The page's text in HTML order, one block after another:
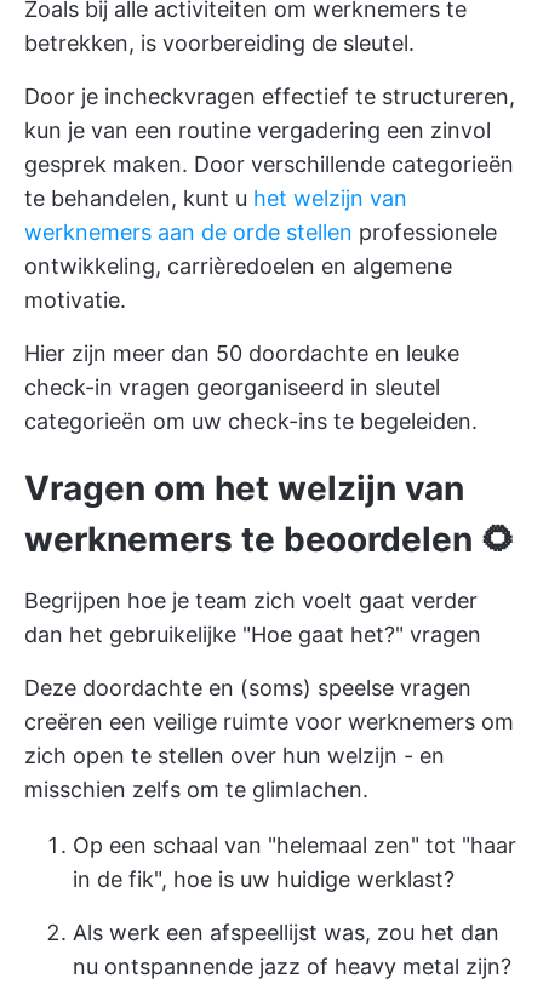
Zoals bij alle activiteiten om werknemers te
betrekken, is voorbereiding de sleutel.
Door je incheckvragen effectief te structureren,
kun je van een routine vergadering een zinvol
gesprek maken. Door verschillende categorieën
te behandelen, kunt u het welzijn van
werknemers aan de orde stellen professionele
ontwikkeling, carrièredoelen en algemene
motivatie.
Hier zijn meer dan 50 doordachte en leuke
check-in vragen georganiseerd in sleutel
categorieën om uw check-ins te begeleiden.
Vragen om het welzijn van
werknemers te beoordelen 🌻
Begrijpen hoe je team zich voelt gaat verder
dan het gebruikelijke "Hoe gaat het?" vragen
Deze doordachte en (soms) speelse vragen
creëren een veilige ruimte voor werknemers om
zich open te stellen over hun welzijn - en
misschien zelfs om te glimlachen.
Op een schaal van "helemaal zen" tot "haar
in de fik", hoe is uw huidige werklast?
Als werk een afspeellijst was, zou het dan
nu ontspannende jazz of heavy metal zijn?